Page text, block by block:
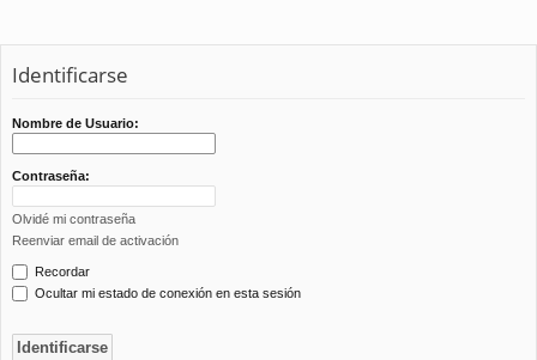
Identificarse
Nombre de Usuario:
Contraseña:
Olvidé mi contraseña
Reenviar email de activación
Recordar
Ocultar mi estado de conexión en esta sesión